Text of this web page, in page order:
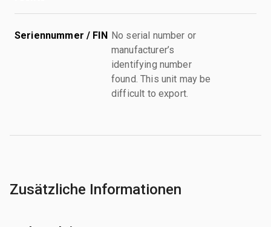
Seriennummer / FIN No serial number or
manufacturer’s
identifying number
found. This unit may be
difficult to export.
Zusätzliche Informationen